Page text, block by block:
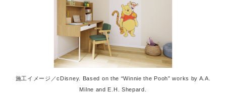
施工イメージ／cDisney. Based on the “Winnie the Pooh” works by A.A.
Milne and E.H. Shepard.